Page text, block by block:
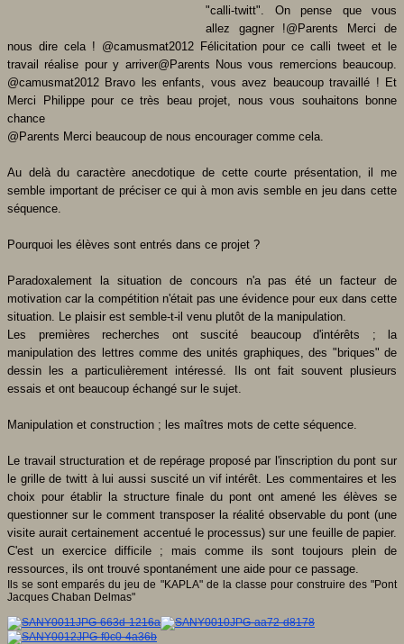
"calli-twitt". On pense que vous
allez gagner !@Parents Merci de
nous dire cela ! @camusmat2012 Félicitation pour ce calli tweet et le
travail réalise pour y arriver@Parents Nous vous remercions beaucoup.
@camusmat2012 Bravo les enfants, vous avez beaucoup travaillé ! Et
Merci Philippe pour ce très beau projet, nous vous souhaitons bonne
chance
@Parents Merci beaucoup de nous encourager comme cela.
Au delà du caractère anecdotique de cette courte présentation, il me
semble important de préciser ce qui à mon avis semble en jeu dans cette
séquence.
Pourquoi les élèves sont entrés dans ce projet ?
Paradoxalement la situation de concours n'a pas été un facteur de
motivation car la compétition n'était pas une évidence pour eux dans cette
situation. Le plaisir est semble-t-il venu plutôt de la manipulation.
Les premières recherches ont suscité beaucoup d'intérêts ; la
manipulation des lettres comme des unités graphiques, des "briques" de
dessin les a particulièrement intéressé. Ils ont fait souvent plusieurs
essais et ont beaucoup échangé sur le sujet.
Manipulation et construction ; les maîtres mots de cette séquence.
Le travail structuration et de repérage proposé par l'inscription du pont sur
le grille de twitt à lui aussi suscité un vif intérêt. Les commentaires et les
choix pour établir la structure finale du pont ont amené les élèves se
questionner sur le comment transposer la réalité observable du pont (une
visite aurait certainement accentué le processus) sur une feuille de papier.
C'est un exercice difficile ; mais comme ils sont toujours plein de
ressources, ils ont trouvé spontanément une aide pour ce passage.
Ils se sont emparés du jeu de "KAPLA" de la classe pour construire des "Pont
Jacques Chaban Delmas"